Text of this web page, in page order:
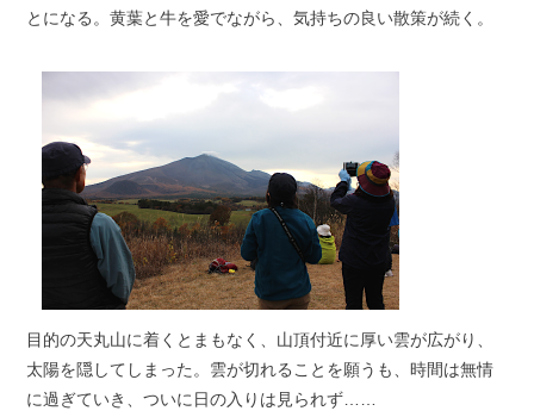
とになる。黄葉と牛を愛でながら、気持ちの良い散策が続く。
目的の天丸山に着くとまもなく、山頂付近に厚い雲が広がり、
太陽を隠してしまった。雲が切れることを願うも、時間は無情
に過ぎていき、ついに日の入りは見られず……